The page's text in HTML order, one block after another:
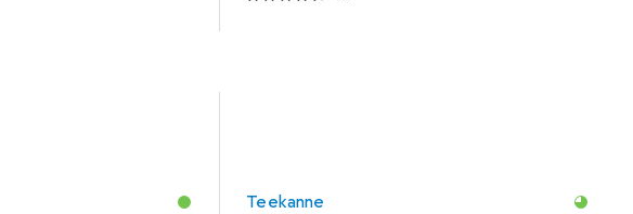
Teekanne